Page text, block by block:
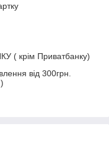
( крім Приватбанку)
від 300грн.